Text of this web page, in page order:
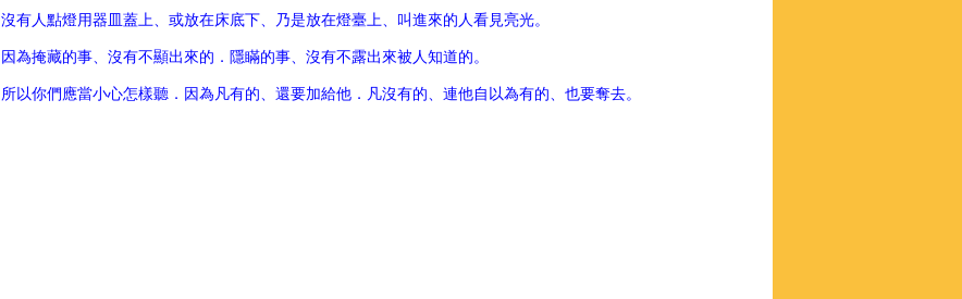
沒有人點燈用器皿蓋上、或放在床底下、乃是放在燈臺上、叫進來的人看見亮光。
因為掩藏的事、沒有不顯出來的．隱瞞的事、沒有不露出來被人知道的。
所以你們應當小心怎樣聽．因為凡有的、還要加給他．凡沒有的、連他自以為有的、也要奪去。